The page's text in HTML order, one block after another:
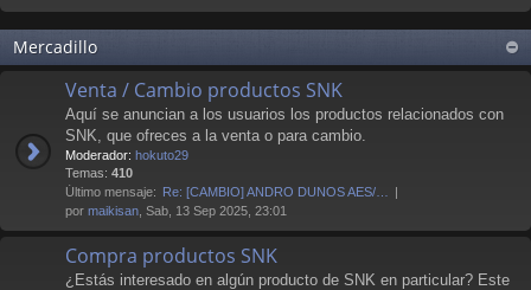
Mercadillo
Venta / Cambio productos SNK
Aquí se anuncian a los usuarios los productos relacionados con
SNK, que ofreces a la venta o para cambio.
Moderador: hokuto29
Temas: 410
Último mensaje: Re: [CAMBIO] ANDRO DUNOS AES/…
por maikisan , Sab, 13 Sep 2025, 23:01
Compra productos SNK
¿Estás interesado en algún producto de SNK en particular? Este